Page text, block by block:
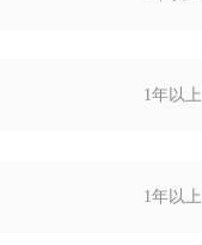
1年以上
1年以上